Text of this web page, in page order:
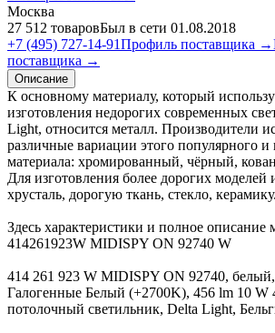
Москва
27 512 товаровБыл в сети 01.08.2018
+7 (495) 727-14-91Профиль поставщика →
поставщика →
Описание
К основному материалу, который
изготовления недорогих современных
Light, относится металл. Производители
различные вариации этого популярного и
материала: хромированный, чёрный,
Для изготовления более дорогих моделей
хрусталь, дорогую ткань, стекло, керамику.
Здесь характеристики и полное
414261923W MIDISPY ON 92740 W
414 261 923 W MIDISPY ON 92740,
Галогенные Белый (+2700K), 456 lm 10 W
потолочный светильник, Delta Light,